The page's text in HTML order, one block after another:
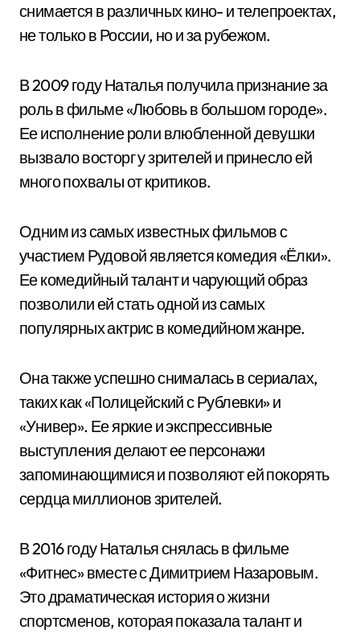
снимается в различных кино- и телепроектах,
не только в России, но и за рубежом.
В 2009 году Наталья получила признание за
роль в фильме «Любовь в большом городе».
Ее исполнение роли влюбленной девушки
вызвало восторг у зрителей и принесло ей
много похвалы от критиков.
Одним из самых известных фильмов с
участием Рудовой является комедия «Ёлки».
Ее комедийный талант и чарующий образ
позволили ей стать одной из самых
популярных актрис в комедийном жанре.
Она также успешно снималась в сериалах,
таких как «Полицейский с Рублевки» и
«Универ». Ее яркие и экспрессивные
выступления делают ее персонажи
запоминающимися и позволяют ей покорять
сердца миллионов зрителей.
В 2016 году Наталья снялась в фильме
«Фитнес» вместе с Димитрием Назаровым.
Это драматическая история о жизни
спортсменов, которая показала талант и